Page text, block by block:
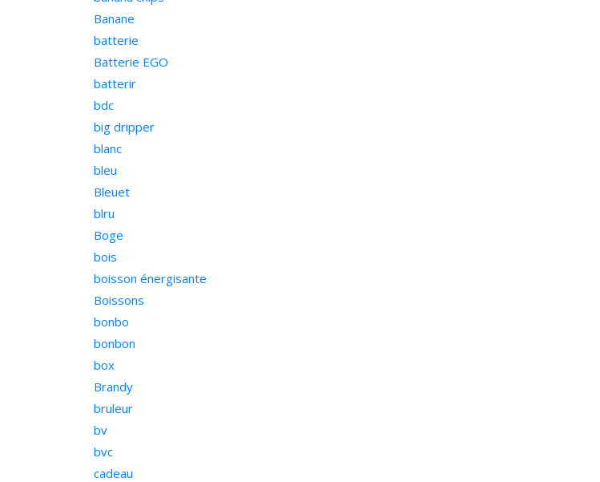
Banane
batterie
Batterie EGO
batterir
bdc
big dripper
blanc
bleu
Bleuet
blru
Boge
bois
boisson énergisante
Boissons
bonbo
bonbon
box
Brandy
bruleur
bv
bvc
cadeau